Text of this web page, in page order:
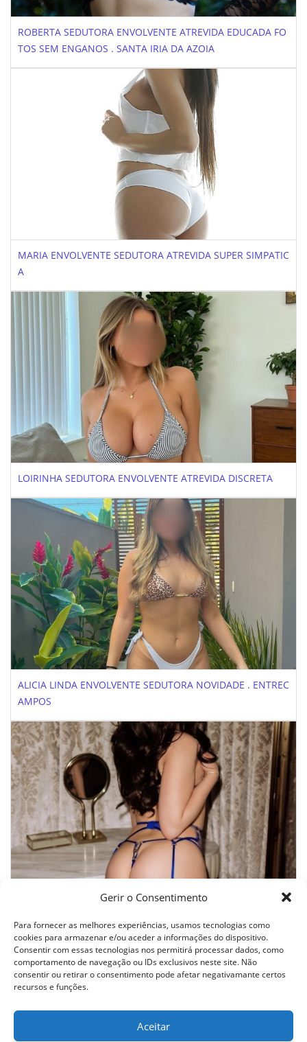
Gerir o Consentimento
Para fornecer as melhores experiências, usamos tecnologias como
cookies para armazenar e/ou aceder a informações do dispositivo.
Consentir com essas tecnologias nos permitirá processar dados, como
comportamento de navegação ou IDs exclusivos neste site. Não
consentir ou retirar o consentimento pode afetar negativamante certos
recursos e funções.
Aceitar
ROBERTA SEDUTORA ENVOLVENTE ATREVIDA EDUCADA FO
TOS SEM ENGANOS . SANTA IRIA DA AZOIA
MARIA ENVOLVENTE SEDUTORA ATREVIDA SUPER SIMPATIC
A
LOIRINHA SEDUTORA ENVOLVENTE ATREVIDA DISCRETA
ALICIA LINDA ENVOLVENTE SEDUTORA NOVIDADE . ENTREC
AMPOS
Todos os direitos reservados © 2024 - Tablago
Termos E Condições
Ajuda